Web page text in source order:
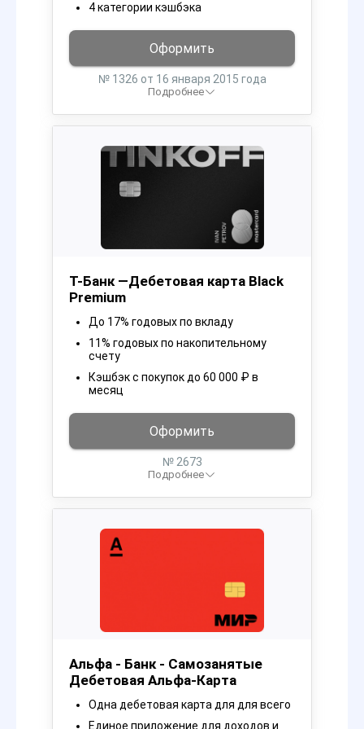
4 категории кэшбэка
Оформить
№ 1326 от 16 января 2015 года
Подробнее
Т-Банк —Дебетовая карта Black
Premium
До 17% годовых по вкладу
11% годовых по накопительному
счету
Кэшбэк с покупок до 60 000 ₽ в
месяц
Оформить
№ 2673
Подробнее
Альфа - Банк - Самозанятые
Дебетовая Альфа-Карта
Одна дебетовая карта для для всего
Единое приложение для доходов и